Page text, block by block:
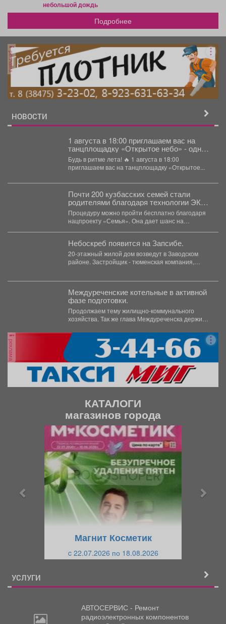
небольшой дождь
Подробнее
реклама
НОВОСТИ
1 августа в 18:00 приглашаем вас на
танцплощадку «Открытое небо» - одно
из самых атмосферных событий этого
лета!
Будь в ритме лета! 🔥 1 августа в 18:00
приглашаем вас на танцплощадку «Открытое...
Почти 200 кузбасских семей стали
родителями благодаря технологии ЭКО
в прошлом году.
Процедуру можно пройти бесплатно благодаря
нацпроекту «Семья». Она дает шанс на
Небоскреб появится на Запсибе.
20-этажный жилой дом возведут в Заводском
районе. Застройщик - тюменская компания,
Междуреченские котельные в активной
фазе подготовки.
Продолжаем тему жилищно-коммунального
хозяйства. Так же глава Междуреченска держит
реклама
КАТАЛОГИ
магазинов города
Магнит Косметик
c 22.07.2026 по 18.08.2026
УСЛУГИ
АВТОСЕРВИС - Ремонт
радиоэлектронных компонентов